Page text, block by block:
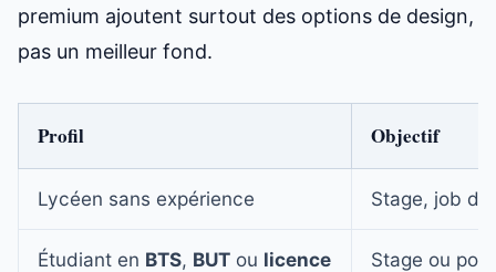
premium ajoutent surtout des options de design,
pas un meilleur fond.
Profil Objectif
Lycéen sans expérience Stage, job
Étudiant en BTS, BUT ou licence Stage ou